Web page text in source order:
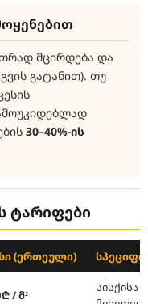
მცირდება და
გატანით). თუ
30–40%-ის
ტარიფები
(ერთეული)
/ მ²
სისქისა